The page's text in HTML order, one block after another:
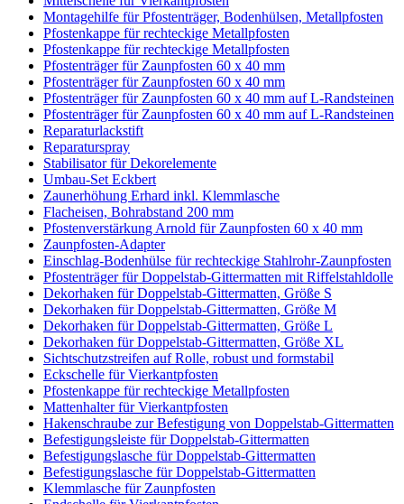
Montagehilfe für Pfostenträger, Bodenhülsen, Metallpfosten
Pfostenkappe für rechteckige Metallpfosten
Pfostenkappe für rechteckige Metallpfosten
Pfostenträger für Zaunpfosten 60 x 40 mm
Pfostenträger für Zaunpfosten 60 x 40 mm
Pfostenträger für Zaunpfosten 60 x 40 mm auf L-Randsteinen
Pfostenträger für Zaunpfosten 60 x 40 mm auf L-Randsteinen
Reparaturlackstift
Reparaturspray
Stabilisator für Dekorelemente
Umbau-Set Eckbert
Zaunerhöhung Erhard inkl. Klemmlasche
Flacheisen, Bohrabstand 200 mm
Pfostenverstärkung Arnold für Zaunpfosten 60 x 40 mm
Zaunpfosten-Adapter
Einschlag-Bodenhülse für rechteckige Stahlrohr-Zaunpfosten
Pfostenträger für Doppelstab-Gittermatten mit Riffelstahldolle
Dekorhaken für Doppelstab-Gittermatten, Größe S
Dekorhaken für Doppelstab-Gittermatten, Größe M
Dekorhaken für Doppelstab-Gittermatten, Größe L
Dekorhaken für Doppelstab-Gittermatten, Größe XL
Sichtschutzstreifen auf Rolle, robust und formstabil
Eckschelle für Vierkantpfosten
Pfostenkappe für rechteckige Metallpfosten
Mattenhalter für Vierkantpfosten
Hakenschraube zur Befestigung von Doppelstab-Gittermatten
Befestigungsleiste für Doppelstab-Gittermatten
Befestigungslasche für Doppelstab-Gittermatten
Befestigungslasche für Doppelstab-Gittermatten
Klemmlasche für Zaunpfosten